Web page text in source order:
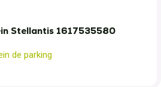
Stellantis 1617535580
de parking